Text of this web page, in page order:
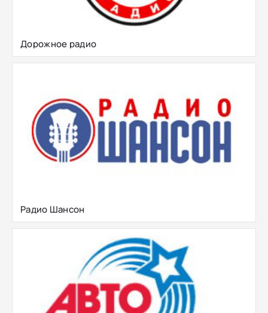
Дорожное радио
Радио Шансон